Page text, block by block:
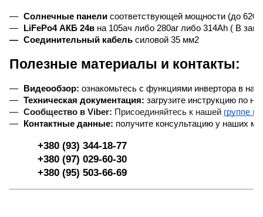
Солнечные панели соответствующей мощности (до
LiFePo4 АКБ 24в на 105ач либо 280аг либо 314Ah ( В
Соединительный кабель силовой 35 мм2
Полезные материалы и контакты:
Видеообзор: ознакомьтесь с функциями инвертора в
Техническая документация: загрузите инструкцию по
Сообщество в Viber: Присоединяйтесь к нашей группе в
Контактные данные: получите консультацию у наших
+380 (93) 344-18-77
+380 (97) 029-60-30
+380 (95) 503-66-69